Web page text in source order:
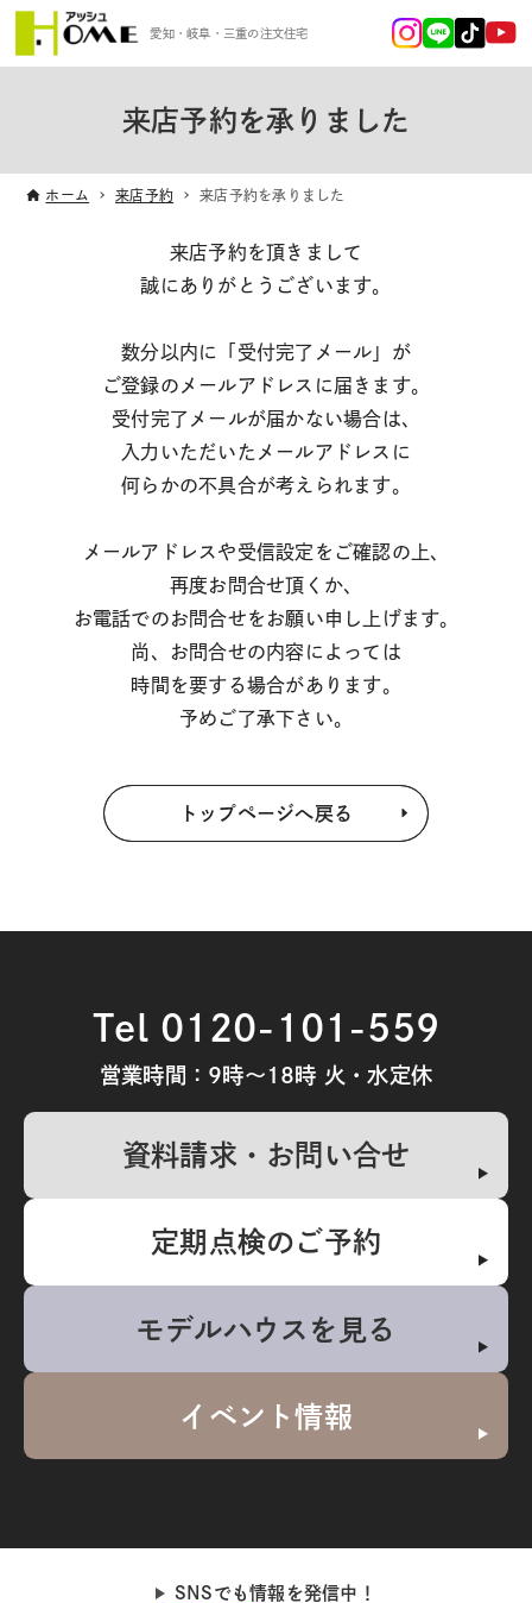
愛知・岐阜・三重の注文住宅
来店予約を承りました
ホーム 来店予約 来店予約を承りました
来店予約を頂きまして
誠にありがとうございます。
数分以内に「受付完了メール」が
ご登録のメールアドレスに届きます。
受付完了メールが届かない場合は、
入力いただいたメールアドレスに
何らかの不具合が考えられます。
メールアドレスや受信設定をご確認の上、
再度お問合せ頂くか、
お電話でのお問合せをお願い申し上げます。
尚、お問合せの内容によっては
時間を要する場合があります。
予めご了承下さい。
トップページへ戻る
Tel 0120-101-559
営業時間：9時～18時 火・水定休
資料請求・お問い合せ
定期点検のご予約
モデルハウスを見る
イベント情報
SNSでも情報を発信中！